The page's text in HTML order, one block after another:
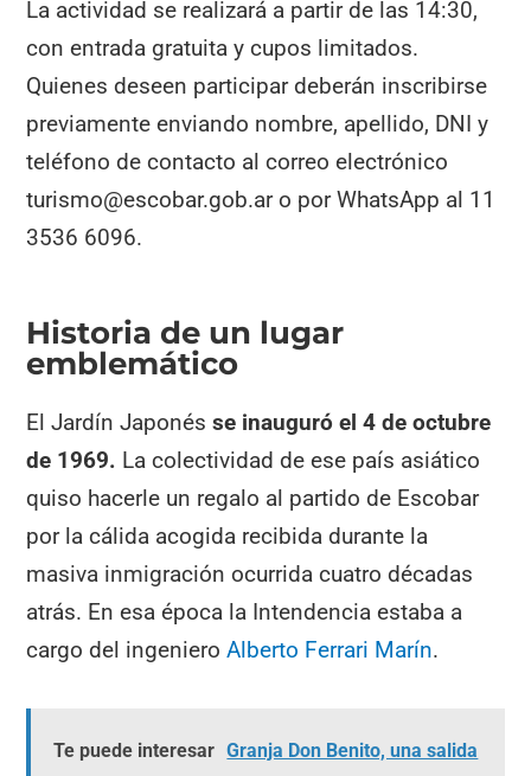
La actividad se realizará a partir de las 14:30,
con entrada gratuita y cupos limitados.
Quienes deseen participar deberán inscribirse
previamente enviando nombre, apellido, DNI y
teléfono de contacto al correo electrónico
turismo@escobar.gob.ar o por WhatsApp al 11
3536 6096.
Historia de un lugar
emblemático
El Jardín Japonésse inauguró el 4 de octubre
de 1969. La colectividad de ese país asiático
quiso hacerle un regalo al partido de Escobar
por la cálida acogida recibida durante la
masiva inmigración ocurrida cuatro décadas
atrás. En esa época la Intendencia estaba a
cargo del ingenieroAlberto Ferrari Marín.
Te puede interesar Granja Don Benito, una salida